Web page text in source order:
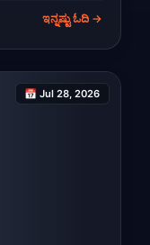
ಇನ್ನಷ್ಟು ಓದಿ →
📅 Jul 28, 2026